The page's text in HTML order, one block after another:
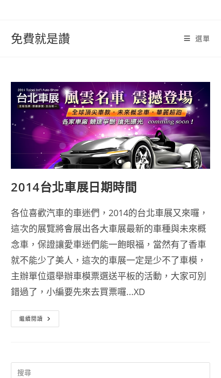
免費就是讚 選單
2014台北車展日期時間
各位喜歡汽車的車迷們，2014的台北車展又來囉，
這次的展覽將會展出各大車展最新的車種與未來概
念車，保證讓愛車迷們能一飽眼福，當然有了香車
就不能少了美人，這次的車展一定是少不了車模，
主辦單位還舉辦車模票選送平板的活動，大家可別
錯過了，小編要先來去買票囉...XD
繼續閱讀 2014
台
期